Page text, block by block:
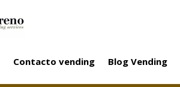
Contacto vending Blog Vending